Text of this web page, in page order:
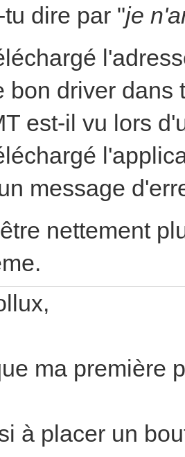
dire par "je
bon driver dans
est-il vu lors
message
nettement
ma première
à placer un